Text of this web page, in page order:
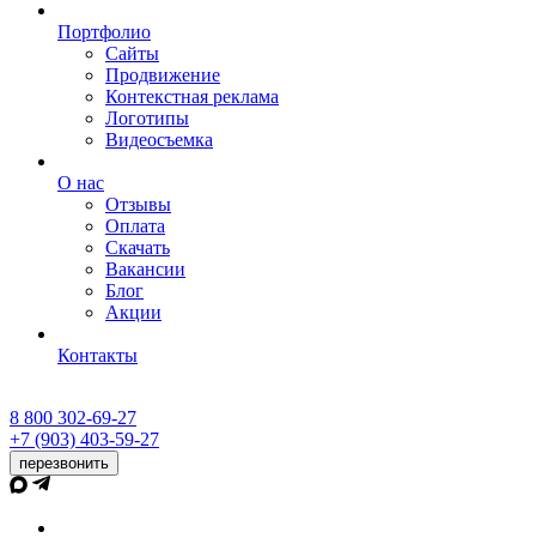
Портфолио
Сайты
Продвижение
Контекстная реклама
Логотипы
Видеосъемка
О нас
Отзывы
Оплата
Скачать
Вакансии
Блог
Акции
Контакты
8 800 302-69-27
+7 (903) 403-59-27
перезвонить